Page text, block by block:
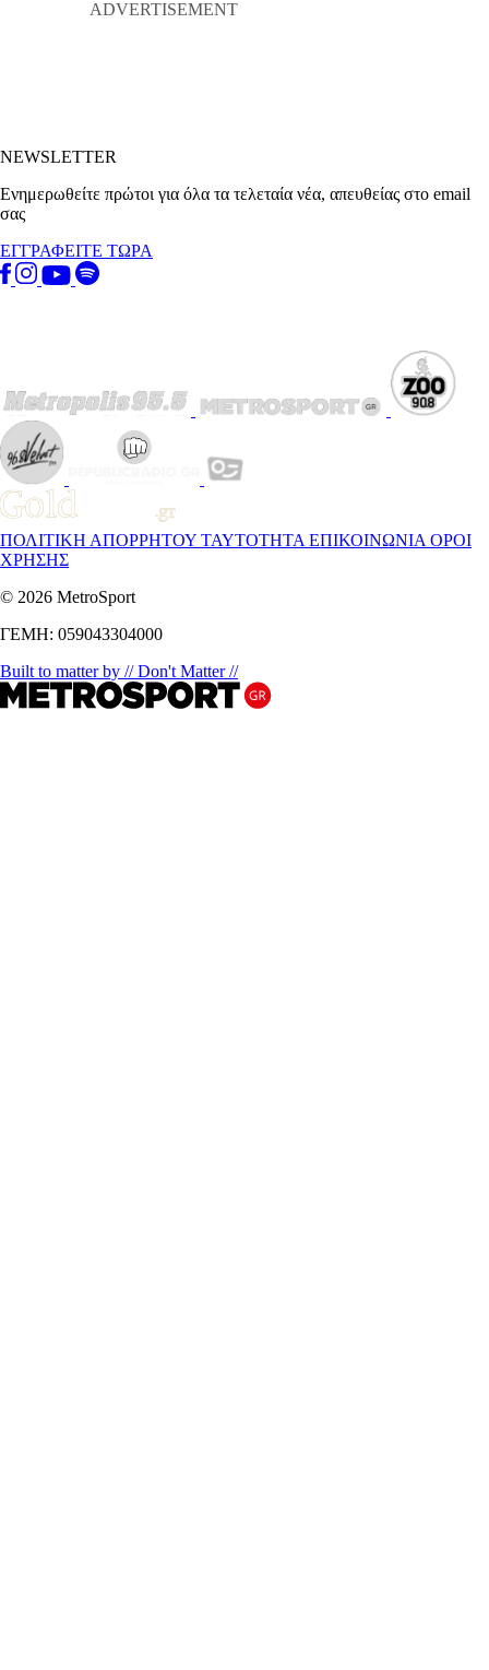
NEWSLETTER
Ενημερωθείτε πρώτοι για όλα τα τελεταία νέα, απευθείας στο email
σας
ΕΓΓΡΑΦΕΙΤΕ ΤΩΡΑ
ΠΟΛΙΤΙΚΗ ΑΠΟΡΡΗΤΟΥ ΤΑΥΤΟΤΗΤΑΕΠΙΚΟΙΝΩΝΙΑΟΡΟΙ
ΧΡΗΣΗΣ
© 2026 MetroSport
ΓΕΜΗ: 059043304000
Built to matter by // Don't Matter //